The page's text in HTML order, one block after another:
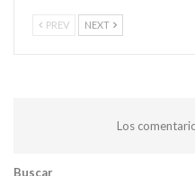
PREV NEXT
Los
Buscar